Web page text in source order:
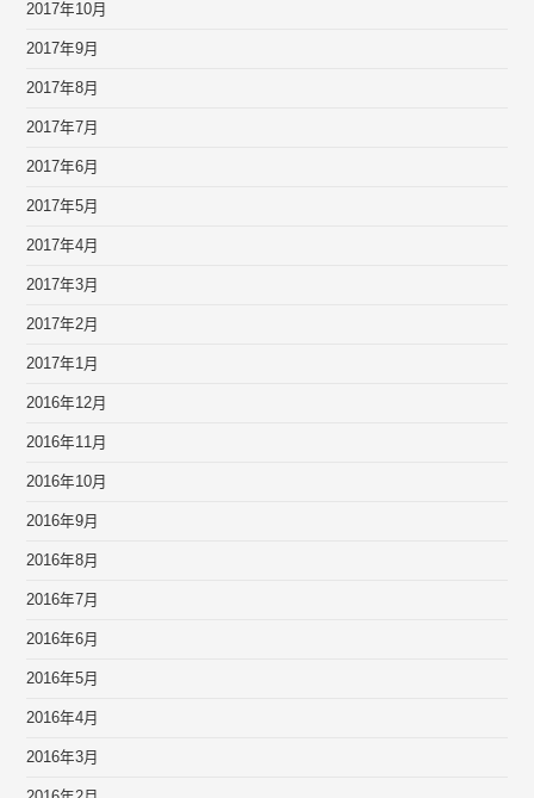
2017年10月
2017年9月
2017年8月
2017年7月
2017年6月
2017年5月
2017年4月
2017年3月
2017年2月
2017年1月
2016年12月
2016年11月
2016年10月
2016年9月
2016年8月
2016年7月
2016年6月
2016年5月
2016年4月
2016年3月